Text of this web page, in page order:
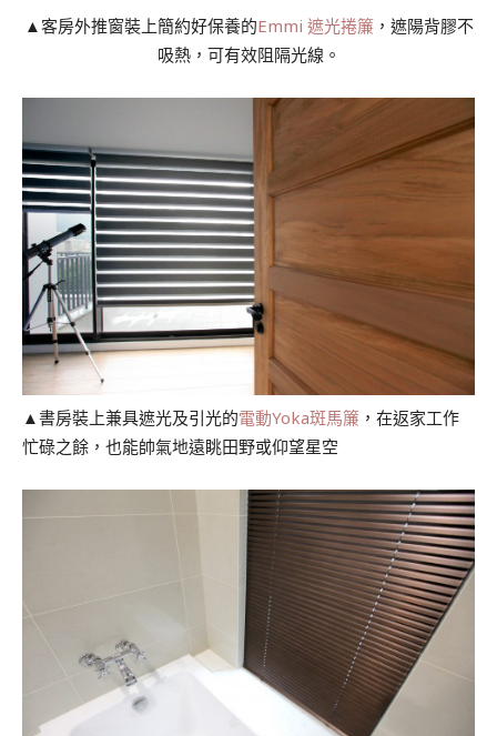
▲客房外推窗裝上簡約好保養的Emmi 遮光捲簾，遮陽背膠不
吸熱，可有效阻隔光線。
▲書房裝上兼具遮光及引光的電動Yoka斑馬簾 ，在返家工作
忙碌之餘，也能帥氣地遠眺田野或仰望星空